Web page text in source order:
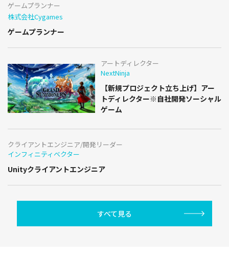
ゲームプランナー
株式会社Cygames
ゲームプランナー
アートディレクター
NextNinja
【新規プロジェクト立ち上げ】アー
トディレクター※自社開発ソーシャル
ゲーム
クライアントエンジニア/開発リーダー
インフィニティベクター
Unityクライアントエンジニア
すべて見る